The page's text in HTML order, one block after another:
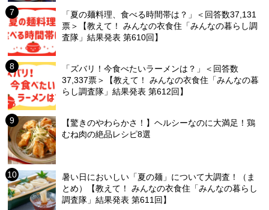
「夏の麺料理、食べる時間帯は？」＜回答数37,131
票＞【教えて！ みんなの衣食住「みんなの暮らし調
査隊」結果発表 第610回】
「ズバリ！今食べたいラーメンは？」＜回答数
37,337票＞【教えて！ みんなの衣食住「みんなの暮
らし調査隊」結果発表 第612回】
【驚きのやわらかさ！】ヘルシーなのに大満足！鶏
むね肉の絶品レシピ8選
暑い日においしい「夏の麺」について大調査！（ま
とめ）【教えて！ みんなの衣食住「みんなの暮らし
調査隊」結果発表 第611回】